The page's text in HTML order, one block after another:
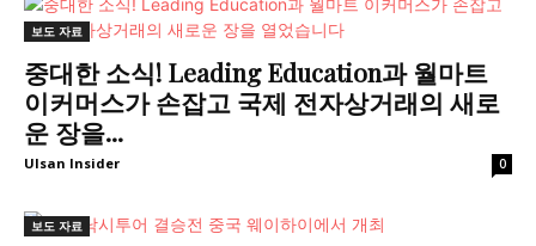
보도 자료
중대한 소식! Leading Education과 월마트
이커머스가 손잡고 국제 전자상거래의 새로
운 장을...
Ulsan Insider 0
보도 자료